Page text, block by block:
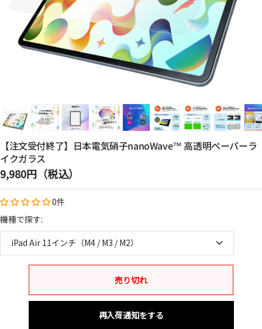
【注文受付終了】日本電気硝子nanoWave™ 高透明ペーパーラ
イクガラス
セ
ー
ル
価
格
9,980円（税込）
0件
機種で探す:
iPad Air 11インチ（M4 / M3 / M2）
売り切れ
再入荷通知をする